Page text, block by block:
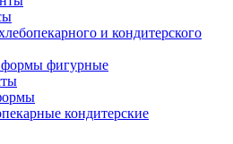
и кондитерского
формы фигурные
кондитерские